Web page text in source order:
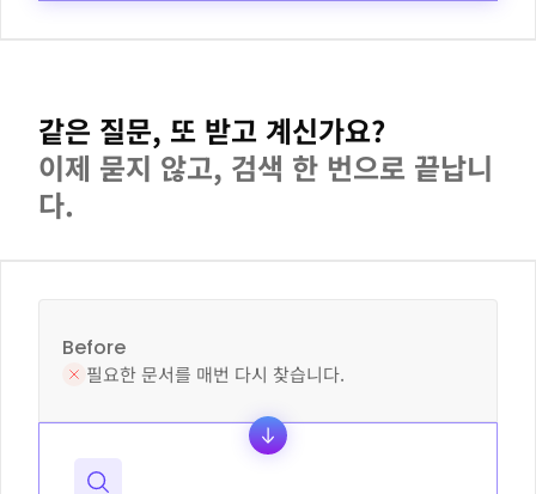
같은 질문, 또 받고 계신가요?
이제 묻지 않고, 검색 한 번으로 끝납니
다.
Before
필요한 문서를 매번 다시 찾습니다.